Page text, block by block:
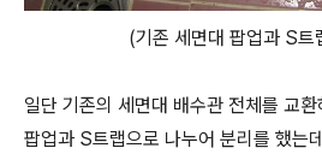
(기존 세면대 팝업과 S트
일단 기존의 세면대 배수관 전체를 교
팝업과 S트랩으로 나누어 분리를 했는